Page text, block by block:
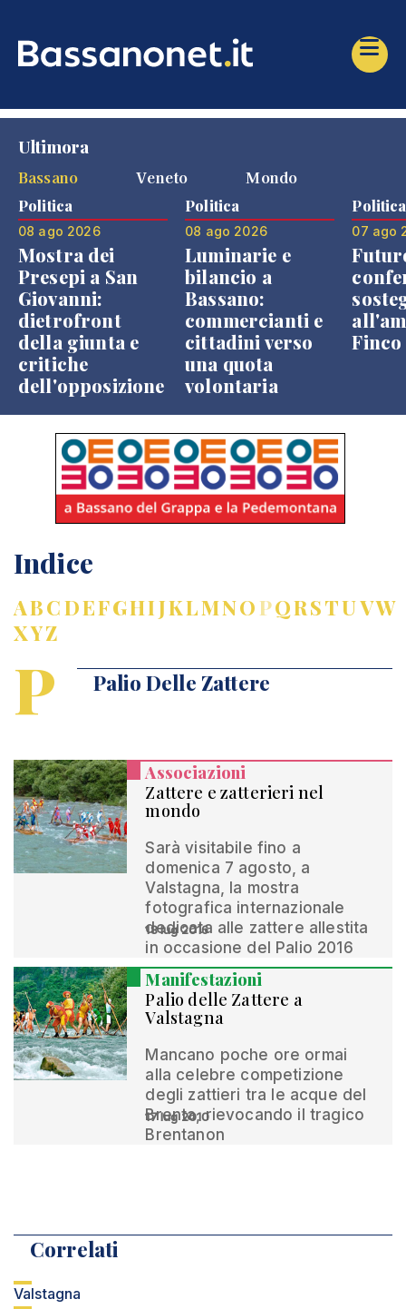
Ultimora
Bassano
Veneto Mondo
Politica
08 ago 2026
Mostra dei
Presepi a San
Giovanni:
dietrofront
della giunta e
critiche
dell'opposizione
Politica
08 ago 2026
Luminarie e
bilancio a
Bassano:
commercianti e
cittadini verso
una quota
volontaria
Politica
07 ago
Finco
Indice
ABCDEFGHIJKLMNOPQRSTUVW
XYZ
P Palio Delle Zattere
Associazioni
Zattere e zatterieri nel
mondo
Sarà visitabile fino a
domenica 7 agosto, a
Valstagna, la mostra
fotografica internazionale
dedicata alle zattere allestita
in occasione del Palio 2016
18 lug 2016
Manifestazioni
Palio delle Zattere a
Valstagna
Mancano poche ore ormai
alla celebre competizione
degli zattieri tra le acque del
Brenta, rievocando il tragico
Brentanon
17 lug 2010
Correlati
Valstagna